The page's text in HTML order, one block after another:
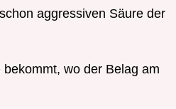
aggressiven Säure der
wo der Belag am